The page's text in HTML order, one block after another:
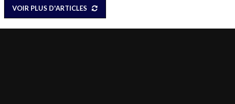
VOIR PLUS D'ARTICLES